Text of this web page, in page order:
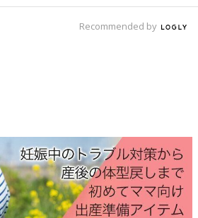
hawaii_simple16」
ッカー。蓋と取っ手が付いたシンプル
Recommended by